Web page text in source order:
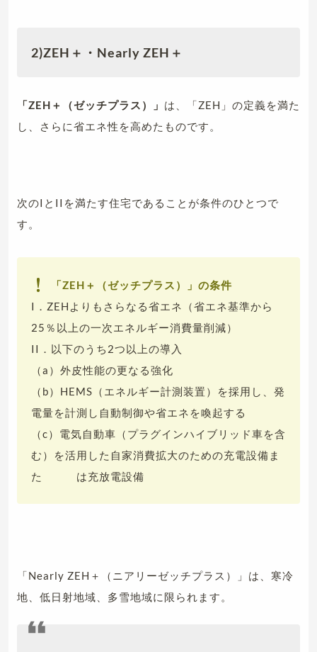
2)ZEH＋・Nearly ZEH＋
「ZEH＋（ゼッチプラス）」 は、「ZEH」の定義を満た
し、さらに省エネ性を高めたものです。
次のIとIIを満たす住宅であることが条件のひとつで
す。
「ZEH＋（ゼッチプラス）」の条件
I．ZEHよりもさらなる省エネ（省エネ基準から
25％以上の一次エネルギー消費量削減）
II．以下のうち2つ以上の導入
（a）外皮性能の更なる強化
（b）HEMS（エネルギー計測装置）を採用し、発
電量を計測し自動制御や省エネを喚起する
（c）電気自動車（プラグインハイブリッド車を含
む）を活用した自家消費拡大のための充電設備ま
た は充放電設備
「Nearly ZEH＋（ニアリーゼッチプラス）」は、寒冷
地、低日射地域、多雪地域に限られます。